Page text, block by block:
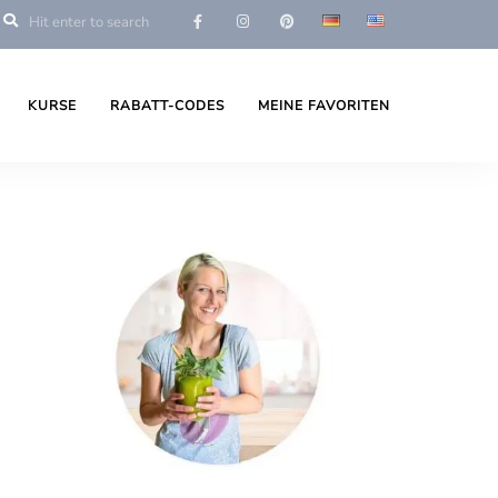
KURSE RABATT-CODES MEINE FAVORITEN